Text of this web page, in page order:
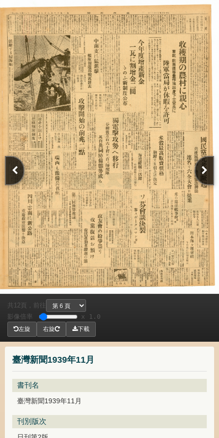
臺灣新聞1939年11月
書刊名
臺灣新聞1939年11月
刊別版次
共 12頁，
前往
影像倍率
x 1.0
左旋 右旋 下載